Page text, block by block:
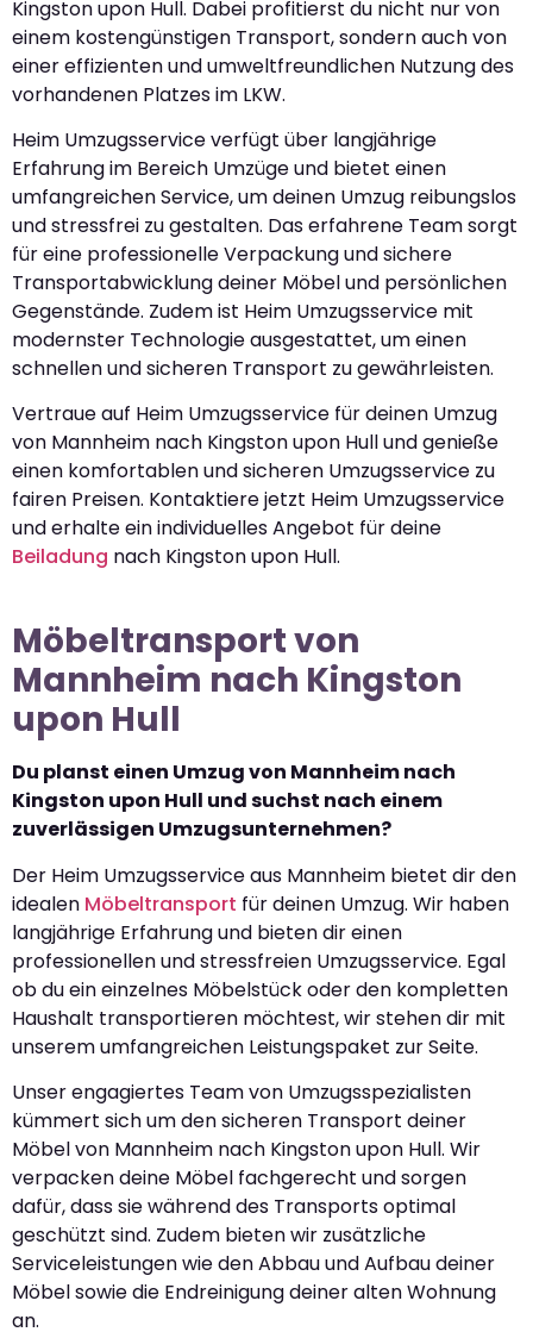
Kingston upon Hull. Dabei profitierst du nicht nur von
einem kostengünstigen Transport, sondern auch von
einer effizienten und umweltfreundlichen Nutzung des
vorhandenen Platzes im LKW.
Heim Umzugsservice verfügt über langjährige
Erfahrung im Bereich Umzüge und bietet einen
umfangreichen Service, um deinen Umzug reibungslos
und stressfrei zu gestalten. Das erfahrene Team sorgt
für eine professionelle Verpackung und sichere
Transportabwicklung deiner Möbel und persönlichen
Gegenstände. Zudem ist Heim Umzugsservice mit
modernster Technologie ausgestattet, um einen
schnellen und sicheren Transport zu gewährleisten.
Vertraue auf Heim Umzugsservice für deinen Umzug
von Mannheim nach Kingston upon Hull und genieße
einen komfortablen und sicheren Umzugsservice zu
fairen Preisen. Kontaktiere jetzt Heim Umzugsservice
und erhalte ein individuelles Angebot für deine
Beiladung nach Kingston upon Hull.
Möbeltransport von
Mannheim nach Kingston
upon Hull
Du planst einen Umzug von Mannheim nach
Kingston upon Hull und suchst nach einem
zuverlässigen Umzugsunternehmen?
Der Heim Umzugsservice aus Mannheim bietet dir den
idealen Möbeltransport für deinen Umzug. Wir haben
langjährige Erfahrung und bieten dir einen
professionellen und stressfreien Umzugsservice. Egal
ob du ein einzelnes Möbelstück oder den kompletten
Haushalt transportieren möchtest, wir stehen dir mit
unserem umfangreichen Leistungspaket zur Seite.
Unser engagiertes Team von Umzugsspezialisten
kümmert sich um den sicheren Transport deiner
Möbel von Mannheim nach Kingston upon Hull. Wir
verpacken deine Möbel fachgerecht und sorgen
dafür, dass sie während des Transports optimal
geschützt sind. Zudem bieten wir zusätzliche
Serviceleistungen wie den Abbau und Aufbau deiner
Möbel sowie die Endreinigung deiner alten Wohnung
an.